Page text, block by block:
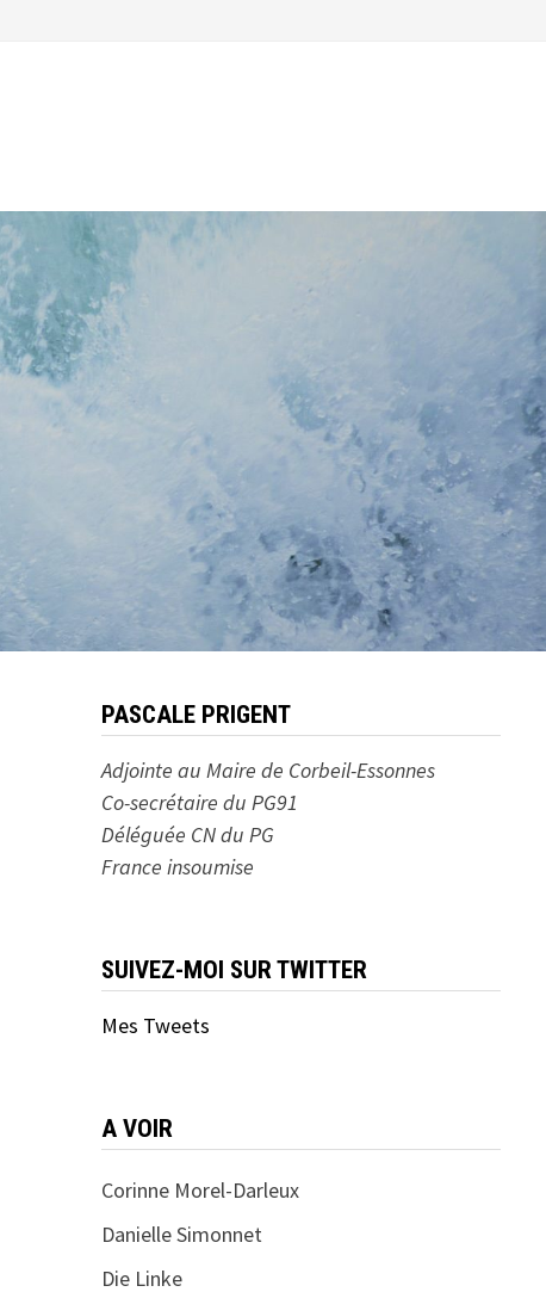
PASCALE PRIGENT
Adjointe au Maire de Corbeil-Essonnes
Co-secrétaire du PG91
Déléguée CN du PG
France insoumise
SUIVEZ-MOI SUR TWITTER
Mes Tweets
A VOIR
Corinne Morel-Darleux
Danielle Simonnet
Die Linke